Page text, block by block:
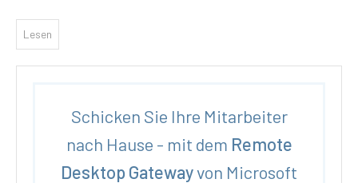
Lesen
Schicken Sie Ihre Mitarbeiter
nach Hause - mit dem Remote
Desktop Gatewayvon Microsoft